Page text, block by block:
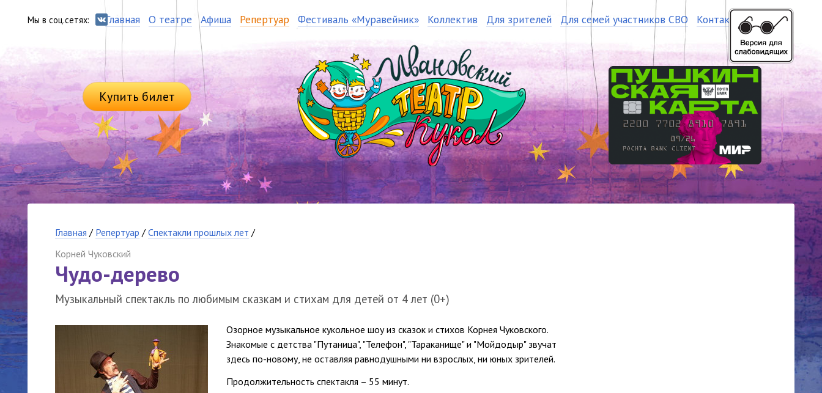
Мы в соц.сетях: Главная О театре Афиша Репертуар Фестиваль «Муравейник» Коллектив Для зрителей Для семей участников СВО Контакты
Купить билет
Главная / Репертуар / Спектакли прошлых лет /
Корней Чуковский
Чудо-дерево
Музыкальный спектакль по любимым сказкам и стихам для детей от 4 лет (0+)
Озорное музыкальное кукольное шоу из сказок и стихов Корнея Чуковского.
Знакомые с детства "Путаница", "Телефон", "Тараканище" и "Мойдодыр" звучат
здесь по-новому, не оставляя равнодушными ни взрослых, ни юных зрителей.
Продолжительность спектакля – 55 минут.